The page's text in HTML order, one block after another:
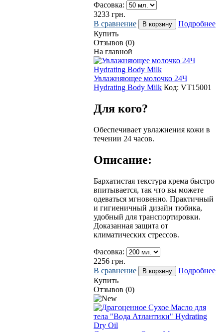
Фасовка:
3233 грн.
В сравнение
Подробнее
Купить
Отзывов (0)
На главной
Увлажняющее молочко 24Ч
Hydrating Body Milk Код: VТ15001
Для кого?
Обеспечивает увлажнения кожи в
течении 24 часов.
Описание:
Бархатистая текстура крема быстро
впитывается, так что вы можете
одеваться мгновенно. Практичный
и гигиеничный дизайн тюбика,
удобный для транспортировки.
Доказанная защита от
климатических стрессов.
Фасовка:
2256 грн.
В сравнение
Подробнее
Купить
Отзывов (0)